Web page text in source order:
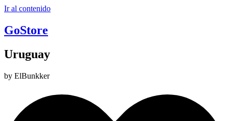
Ir al contenido
GoStore
Uruguay
by ElBunkker